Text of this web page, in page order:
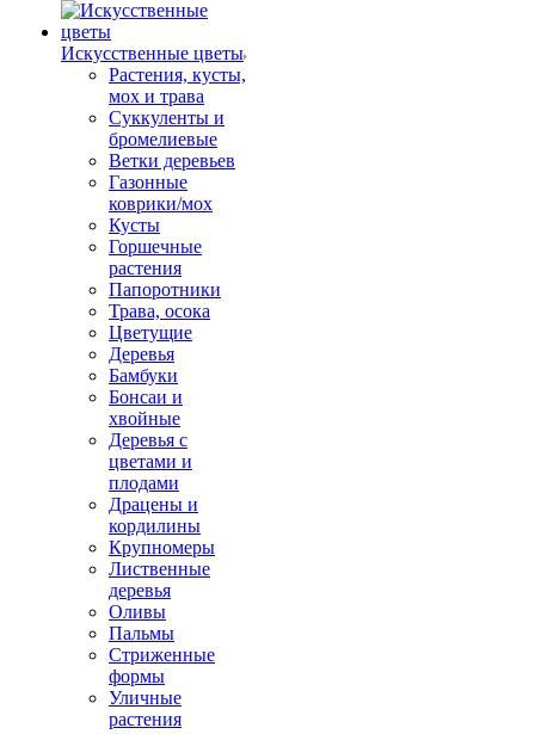
Искусственные цветы
Растения, кусты,
мох и трава
Суккуленты и
бромелиевые
Ветки деревьев
Газонные
коврики/мох
Кусты
Горшечные
растения
Папоротники
Трава, осока
Цветущие
Деревья
Бамбуки
Бонсаи и
хвойные
Деревья с
цветами и
плодами
Драцены и
кордилины
Крупномеры
Лиственные
деревья
Оливы
Пальмы
Стриженные
формы
Уличные
растения